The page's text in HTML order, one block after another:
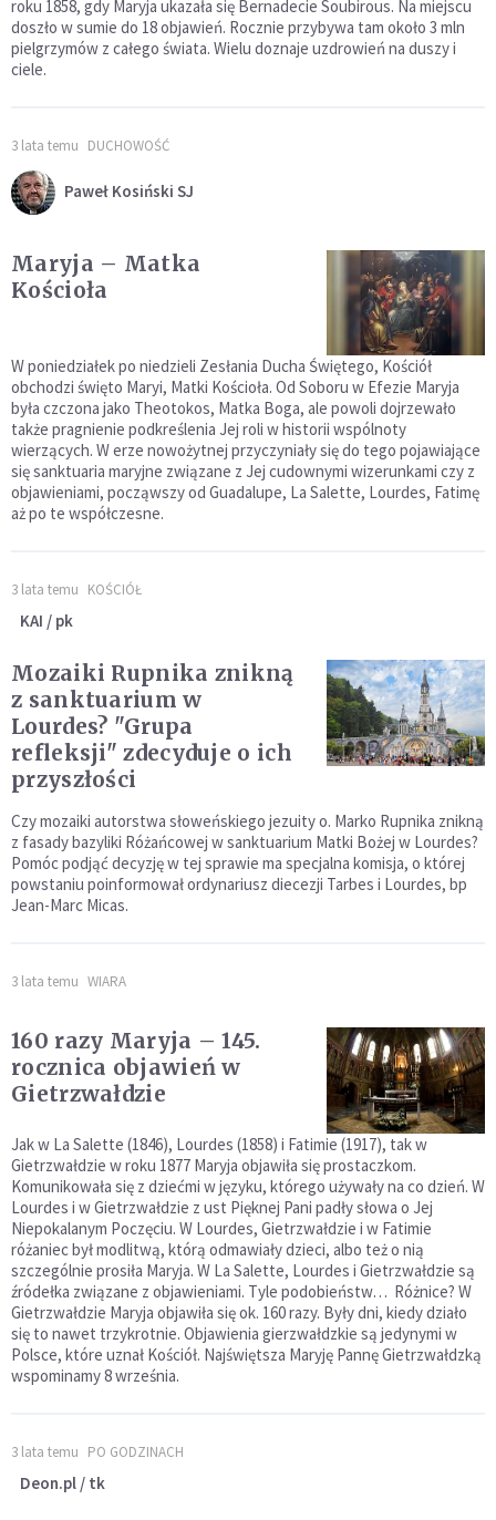
roku 1858, gdy Maryja ukazała się Bernadecie Soubirous. Na miejscu
doszło w sumie do 18 objawień. Rocznie przybywa tam około 3 mln
pielgrzymów z całego świata. Wielu doznaje uzdrowień na duszy i
ciele.
3 lata temu DUCHOWOŚĆ
Paweł Kosiński SJ
Maryja – Matka
Kościoła
W poniedziałek po niedzieli Zesłania Ducha Świętego, Kościół
obchodzi święto Maryi, Matki Kościoła. Od Soboru w Efezie Maryja
była czczona jako Theotokos, Matka Boga, ale powoli dojrzewało
także pragnienie podkreślenia Jej roli w historii wspólnoty
wierzących. W erze nowożytnej przyczyniały się do tego pojawiające
się sanktuaria maryjne związane z Jej cudownymi wizerunkami czy z
objawieniami, począwszy od Guadalupe, La Salette, Lourdes, Fatimę
aż po te współczesne.
3 lata temu KOŚCIÓŁ
KAI / pk
Mozaiki Rupnika znikną
z sanktuarium w
Lourdes? "Grupa
refleksji" zdecyduje o ich
przyszłości
Czy mozaiki autorstwa słoweńskiego jezuity o. Marko Rupnika znikną
z fasady bazyliki Różańcowej w sanktuarium Matki Bożej w Lourdes?
Pomóc podjąć decyzję w tej sprawie ma specjalna komisja, o której
powstaniu poinformował ordynariusz diecezji Tarbes i Lourdes, bp
Jean-Marc Micas.
3 lata temu WIARA
160 razy Maryja – 145.
rocznica objawień w
Gietrzwałdzie
Jak w La Salette (1846), Lourdes (1858) i Fatimie (1917), tak w
Gietrzwałdzie w roku 1877 Maryja objawiła się prostaczkom.
Komunikowała się z dziećmi w języku, którego używały na co dzień. W
Lourdes i w Gietrzwałdzie z ust Pięknej Pani padły słowa o Jej
Niepokalanym Poczęciu. W Lourdes, Gietrzwałdzie i w Fatimie
różaniec był modlitwą, którą odmawiały dzieci, albo też o nią
szczególnie prosiła Maryja. W La Salette, Lourdes i Gietrzwałdzie są
źródełka związane z objawieniami. Tyle podobieństw… Różnice? W
Gietrzwałdzie Maryja objawiła się ok. 160 razy. Były dni, kiedy działo
się to nawet trzykrotnie. Objawienia gierzwałdzkie są jedynymi w
Polsce, które uznał Kościół. Najświętsza Maryję Pannę Gietrzwałdzką
wspominamy 8 września.
3 lata temu PO GODZINACH
Deon.pl / tk